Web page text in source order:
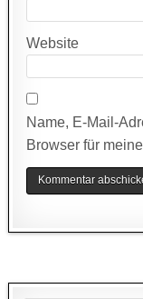
Website
Name, E-Mail-
Browser für